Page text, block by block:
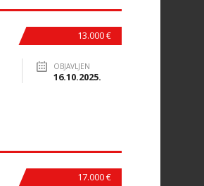
13.000 €
OBJAVLJEN
16.10.2025.
17.000 €